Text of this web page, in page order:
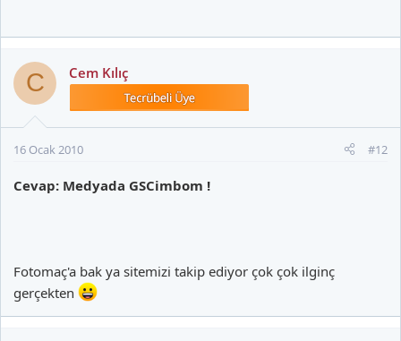
C Cem Kılıç
16 Ocak 2010 #12
Cevap: Medyada GSCimbom !
Fotomaç'a bak ya sitemizi takip ediyor çok çok ilginç
gerçekten